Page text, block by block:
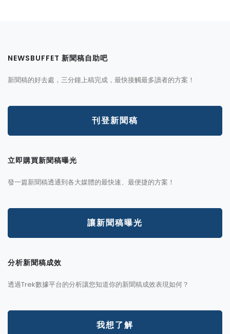
NEWSBUFFET 新聞稿自助吧
新聞稿的好去處，三分鐘上稿完成，最快接觸最多讀者的方案！
刊登新聞稿
立即購買新聞稿曝光
發一篇新聞稿透通到各大媒體的最快速、最便捷的方案！
讓新聞稿曝光
分析新聞稿成效
透過Trek數據平台的分析讓您知道你的新聞稿成效表現如何？
我想了解